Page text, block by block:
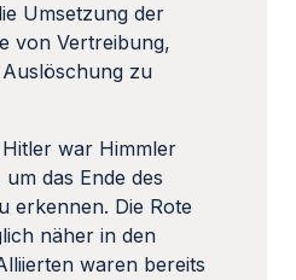
Umsetzung der
von Vertreibung,
zu
war Himmler
das Ende des
erkennen. Die Rote
näher in den
waren bereits